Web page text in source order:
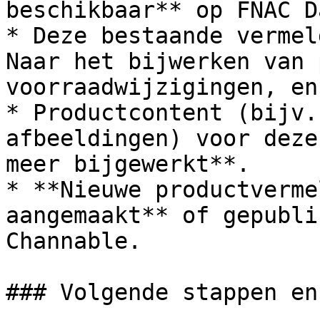
beschikbaar** op FNAC
* Deze bestaande
Naar het bijwerken
voorraadwijzigingen,
* Productcontent
afbeeldingen) voor
meer bijgewerkt**.
* **Nieuwe
aangemaakt** of
Channable.
### Volgende stappen